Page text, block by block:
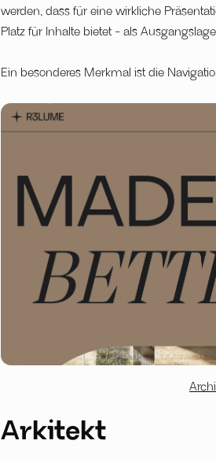
werden, dass für eine wirkliche
Platz für Inhalte bietet - als
Ein besonderes Merkmal ist die
Arkitekt